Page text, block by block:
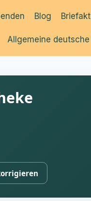
Blog
Allgemeine